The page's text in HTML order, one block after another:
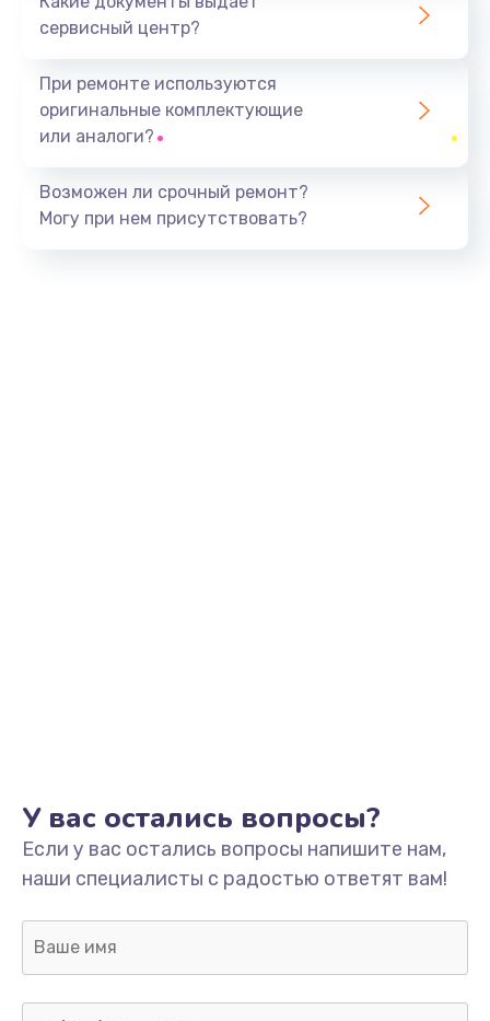
сервисный центр?
При ремонте используются
оригинальные комплектующие
или аналоги?
Возможен ли срочный ремонт?
Могу при нем присутствовать?
У вас остались вопросы?
Если у вас остались вопросы напишите нам,
наши специалисты с радостью ответят вам!